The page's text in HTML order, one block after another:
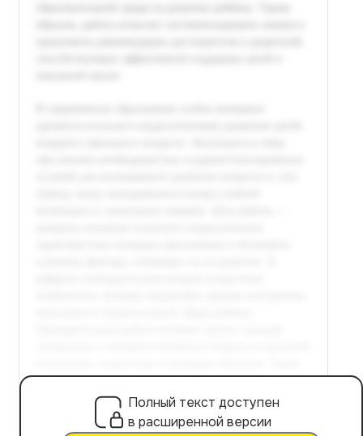
Полный текст доступен
в расширенной версии